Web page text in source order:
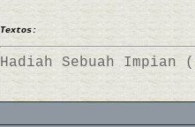
Textos:
Hadiah Sebuah Impian